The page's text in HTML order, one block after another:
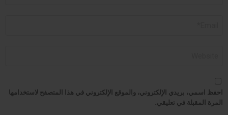
احفظ اسمي، بريدي الإلكتروني، والموقع الإلكتروني في هذا المتصفح لاستخدامها
المرة المقبلة في تعليقي.